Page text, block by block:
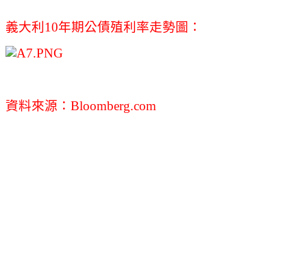
義大利10年期公債殖利率走勢圖：
資料來源：Bloomberg.com